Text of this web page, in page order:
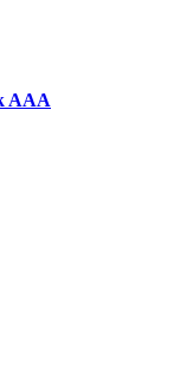
AAA